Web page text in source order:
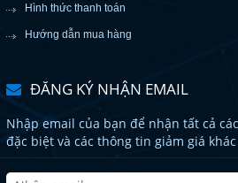
Hình thức thanh toán
Hướng dẫn mua hàng
ĐĂNG KÝ NHẬN EMAIL
Nhập email của bạn để nhận tất cả
đặc biệt và các thông tin giảm giá khác